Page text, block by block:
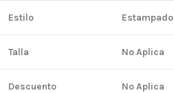
Estilo Estampado
Talla No Aplica
Descuento No Aplica